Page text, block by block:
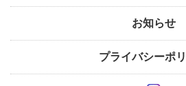
お知らせ
プライバシーポ